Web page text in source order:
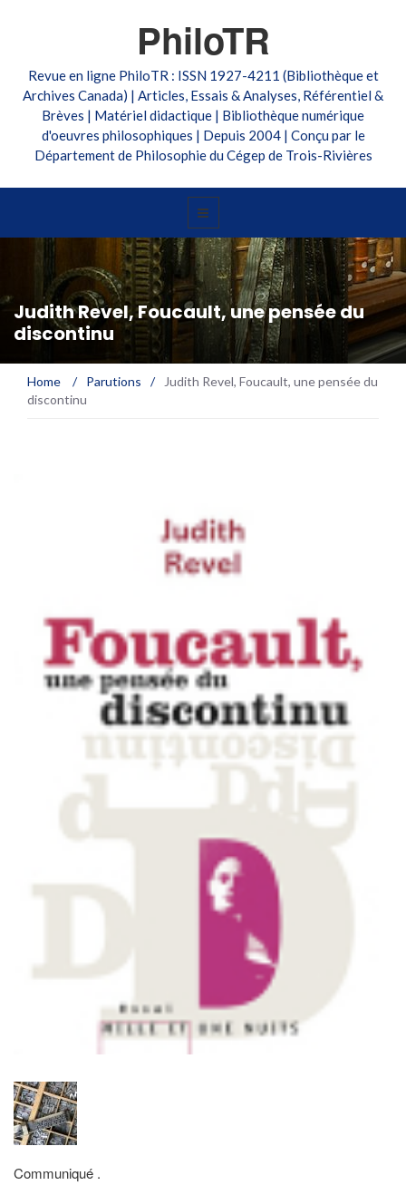
PhiloTR
Revue en ligne PhiloTR : ISSN 1927-4211 (Bibliothèque et
Archives Canada) | Articles, Essais & Analyses, Référentiel &
Brèves | Matériel didactique | Bibliothèque numérique
d'oeuvres philosophiques | Depuis 2004 | Conçu par le
Département de Philosophie du Cégep de Trois-Rivières
Judith Revel, Foucault, une pensée du
discontinu
Home / Parutions /
Judith Revel, Foucault, une pensée du
discontinu
Communiqué .